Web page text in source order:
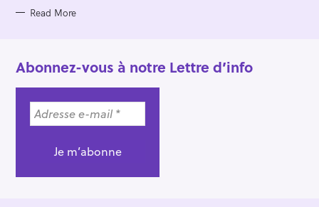
Read More
Abonnez-vous à notre Lettre d’info